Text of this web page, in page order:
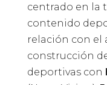
centrado en la
contenido
relación con el
construcción
deportivas con